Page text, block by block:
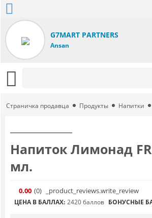
G7MART PARTNERS
Ansan
Страничка продавца Продукты Напитки
Напиток Лимонад
мл.
0.00 (0) _product_reviews.write_review
ЦЕНА В БАЛЛАХ: 2420 баллов БОНУСНЫЕ